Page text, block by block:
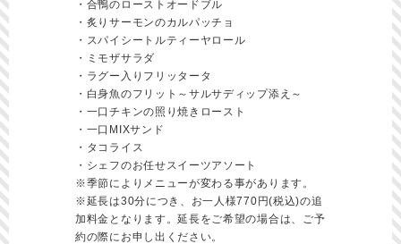
・合鴨のローストオードブル
・炙りサーモンのカルパッチョ
・スパイシートルティーヤロール
・ミモザサラダ
・ラグー入りフリッタータ
・白身魚のフリット～サルサディップ添え～
・一口チキンの照り焼きロースト
・一口MIXサンド
・タコライス
・シェフのお任せスイーツアソート
※季節によりメニューが変わる事があります。
※延長は30分につき、お一人様770円(税込)の追
加料金となります。延長をご希望の場合は、ご予
約の際にお申し出ください。